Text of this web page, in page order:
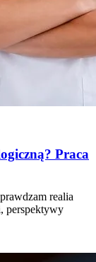
Praca
realia
perspektywy